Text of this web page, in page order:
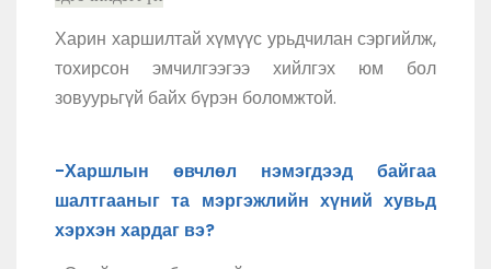
Харин харшилтай хүмүүс урьдчилан сэргийлж,
тохирсон эмчилгээгээ хийлгэх юм бол
зовуурьгүй байх бүрэн боломжтой.
-Харшлын өвчлөл нэмэгдээд байгаа
шалтгааныг та мэргэжлийн хүний хувьд
хэрхэн хардаг вэ?